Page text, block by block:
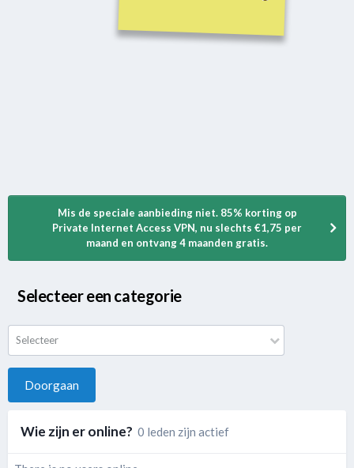
Mis de speciale aanbieding niet. 85% korting op
Private Internet Access VPN, nu slechts €1,75 per
maand en ontvang 4 maanden gratis.
Selecteer een categorie
Selecteer
Doorgaan
Wie zijn er online? 0 leden zijn actief